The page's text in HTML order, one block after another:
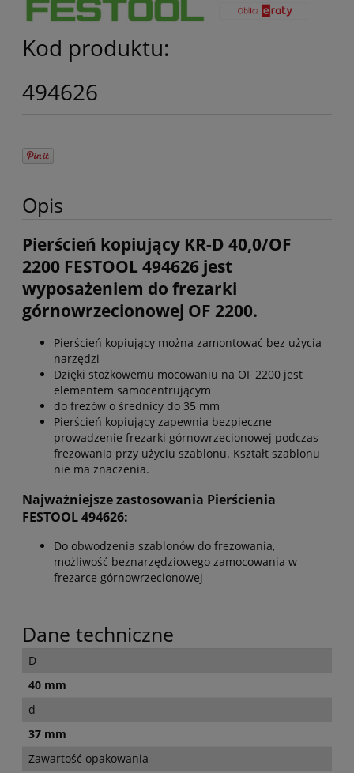
Kod produktu:
494626
Opis
Pierścień kopiujący KR-D 40,0/OF
2200 FESTOOL 494626 jest
wyposażeniem do frezarki
górnowrzecionowej OF 2200.
Pierścień kopiujący można zamontować bez użycia
narzędzi
Dzięki stożkowemu mocowaniu na OF 2200 jest
elementem samocentrującym
do frezów o średnicy do 35 mm
Pierścień kopiujący zapewnia bezpieczne
prowadzenie frezarki górnowrzecionowej podczas
frezowania przy użyciu szablonu. Kształt szablonu
nie ma znaczenia.
Najważniejsze zastosowania Pierścienia
FESTOOL 494626:
Do obwodzenia szablonów do frezowania,
możliwość beznarzędziowego zamocowania w
frezarce górnowrzecionowej
Dane techniczne
D
40 mm
d
37 mm
Zawartość opakowania